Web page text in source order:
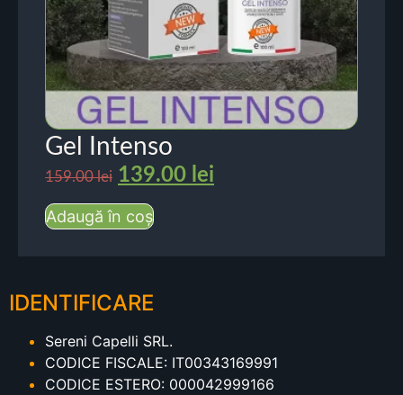
Gel Intenso
159.00lei 139.00 lei
Adaugă în coș
IDENTIFICARE
Sereni Capelli SRL.
CODICE FISCALE: IT00343169991
CODICE ESTERO: 000042999166